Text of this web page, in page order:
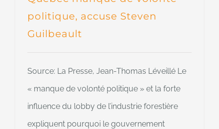
politique, accuse Steven
Guilbeault
Source: La Presse, Jean-Thomas Léveillé Le
« manque de volonté politique » et la forte
influence du lobby de l’industrie forestière
expliquent pourquoi le gouvernement